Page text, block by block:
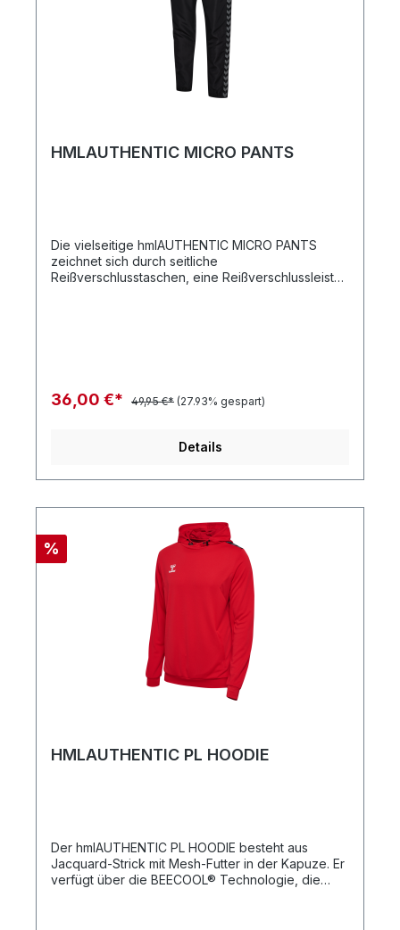
HMLAUTHENTIC MICRO PANTS
Die vielseitige hmlAUTHENTIC MICRO PANTS
zeichnet sich durch seitliche
Reißverschlusstaschen, eine Reißverschlussleiste
stylishen Look. Hauptmaterial: Gewebter Stoff /
LogoWinkelband an den SeitenZugschnur im
36,00 €* 49,95 €* (27.93% gespart)
Details
%
HMLAUTHENTIC PL HOODIE
Der hmlAUTHENTIC PL HOODIE besteht aus
Jacquard-Strick mit Mesh-Futter in der Kapuze. Er
verfügt über die BEECOOL® Technologie, die